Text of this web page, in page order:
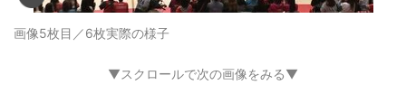
画像5枚目／6枚実際の様子
▼スクロールで次の画像をみる▼